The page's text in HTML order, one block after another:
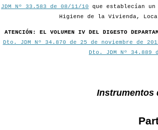
JDM Nº 33.583 de 08/11/10 que establecían
Higiene de la Vivienda,
ATENCIÓN: EL VOLUMEN IV DEL DIGESTO
Dto. JDM Nº 34.870 de 25 de noviembre de
Dto. JDM Nº 34.889
Instrumentos